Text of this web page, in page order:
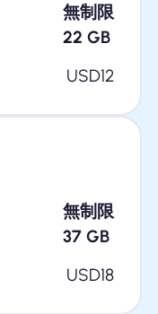
無制限
22 GB
USD12
無制限
37 GB
USD18